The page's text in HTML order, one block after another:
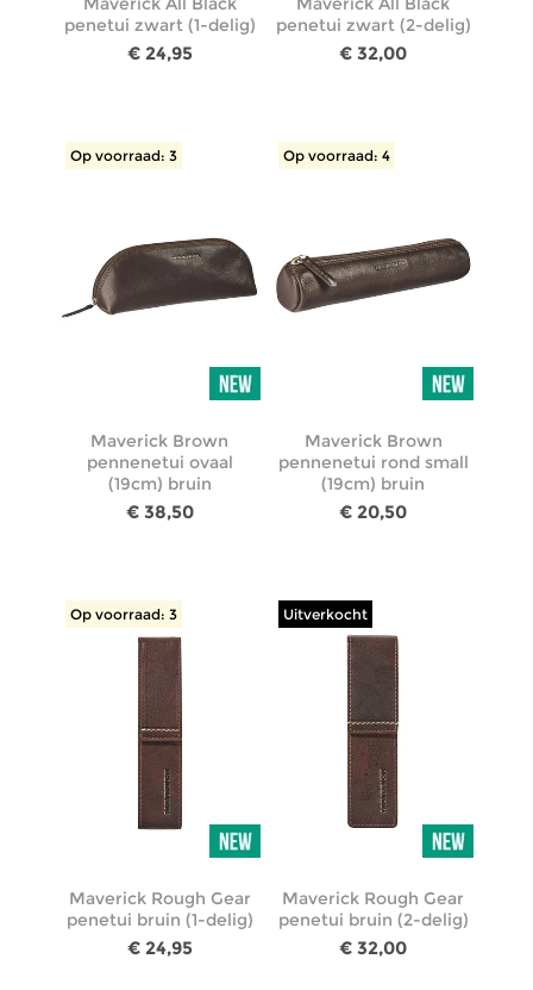
penetui zwart (1-delig)
€ 24,95
penetui zwart (2-delig)
€ 32,00
Op voorraad: 3
Maverick Brown
pennenetui ovaal
(19cm) bruin
€ 38,50
Op voorraad: 4
Maverick Brown
pennenetui rond small
(19cm) bruin
€ 20,50
Op voorraad: 3
Maverick Rough Gear
penetui bruin (1-delig)
€ 24,95
Uitverkocht
Maverick Rough Gear
penetui bruin (2-delig)
€ 32,00